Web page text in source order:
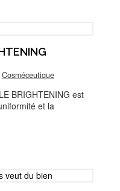
Cosméceutique
BRIGHTENING est
et la